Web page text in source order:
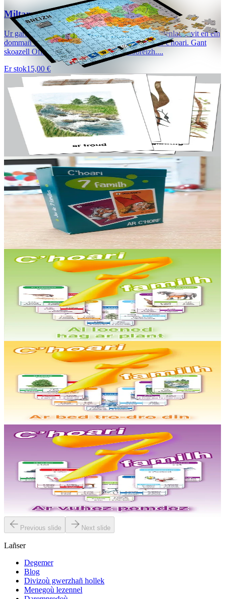
Miltamm Breizh (500 tamm) - Eil embann
Ur gartenn kaer-eston savet gant Mikael Bodlore-Penlaez evit en em
dommañ ouzh douaroniezh Breizh ha deskiñ en ur c'hoari. Gant
skoazell Ofis publik ar brezhoneg ha Geobreizh....
Er stok15,00 €
2 vloaz hag ouzhpenn
TES
A-rummadoù
126 kartenn-skeudenn da renkañ dre rummadoù : loened, plant,
traoù… Diwar mennozh Isabelle Le Nabat.
18,00 €
6 vloaz hag ouzhpenn
Keit vimp bev
C’hoari 7 familh – Ar c’horf
Ur c'hoari "7" familh diwar-benn ar c'horf gant 9 familh ! Roll an 9
familh : Bleveg, Lagadeg, Skouarneg, Taleg, Danteg, Troadeg,
Keineg, Frieg hag Ivineg.
Er stok5,00 €
6 vloaz hag ouzhpenn
TES
C’hoari 7 familh – Al loened hag ar plant
Ur c’hoari 7 familh diazezet war gerioù al loened hag ar plant (42
gartenn). Pal ar c’hoari : ober ar muiañ a familhoù e-touez ar re-mañ
: al laboused, an...
6 vloaz hag ouzhpenn
TES
C’hoari 7 familh – Ar bed tro-dro din
Ur c’hoari 7 familh diazezet war gerioù ar bed tro-dro din : al liorzh,
ar skol, an aod, ar stalioù, e kêr, an atant, ar menezioù (42 gartenn).
5,00 €
6 vloaz hag ouzhpenn
TES
C’hoari 7 familh – Ar vuhez pemdez
Ur c’hoari 7 familh diazezet war gerioù ar vuhez pemdez : an
arrebeuri, an trañsportoù, ar c’hoarielloù, an ostilhoù, an dilhad, al
listri, ar sal-dour (42 gartenn)....
5,00 €
Previous slide Next slide
Lañser
Degemer
Blog
Divizoù gwerzhañ hollek
Menegoù lezennel